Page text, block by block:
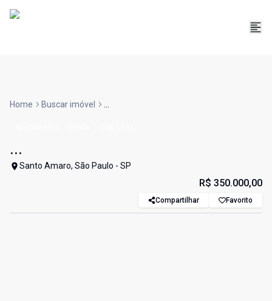
Home Buscar imóvel ...
...
Santo Amaro, São Paulo - SP
R$ 350.000,00
Compartilhar Favorito